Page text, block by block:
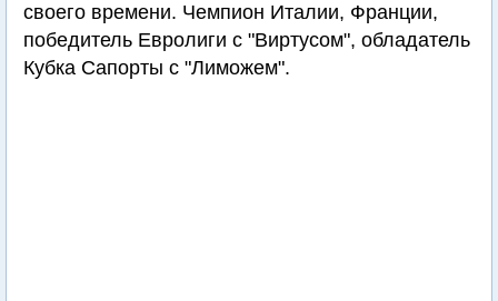
своего времени. Чемпион Италии, Франции,
победитель Евролиги с "Виртусом", обладатель
Кубка Сапорты с "Лиможем".